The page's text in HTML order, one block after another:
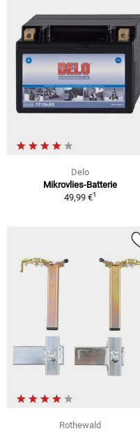
Delo
Mikrovlies-Batterie
49,99 €1
Rothewald